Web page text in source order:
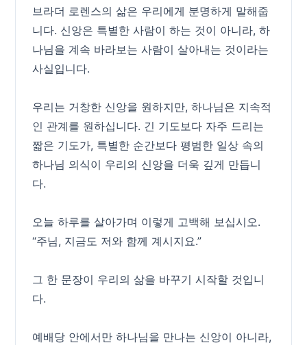
브라더 로렌스의 삶은 우리에게 분명하게 말해줍
니다. 신앙은 특별한 사람이 하는 것이 아니라, 하
나님을 계속 바라보는 사람이 살아내는 것이라는
사실입니다.
우리는 거창한 신앙을 원하지만, 하나님은 지속적
인 관계를 원하십니다. 긴 기도보다 자주 드리는
짧은 기도가, 특별한 순간보다 평범한 일상 속의
하나님 의식이 우리의 신앙을 더욱 깊게 만듭니
다.
오늘 하루를 살아가며 이렇게 고백해 보십시오.
“주님, 지금도 저와 함께 계시지요.”
그 한 문장이 우리의 삶을 바꾸기 시작할 것입니
다.
예배당 안에서만 하나님을 만나는 신앙이 아니라,